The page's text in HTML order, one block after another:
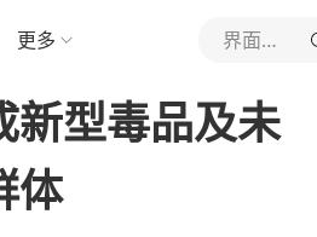
更多 界面新闻
新型毒品及未
体